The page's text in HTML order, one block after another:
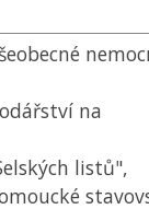
na
listů",